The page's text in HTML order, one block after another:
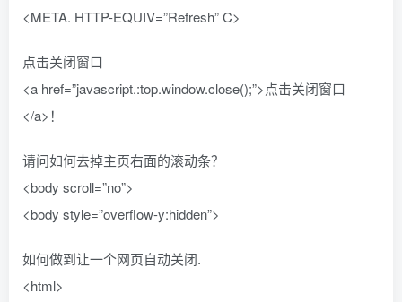
<META. HTTP-EQUIV=”Refresh” C>
点击关闭窗口
<a href=”javascript.:top.window.close();”>点击关闭窗口
</a>！
请问如何去掉主页右面的滚动条？
<body scroll=”no”>
<body style=”overflow-y:hidden”>
如何做到让一个网页自动关闭.
<html>